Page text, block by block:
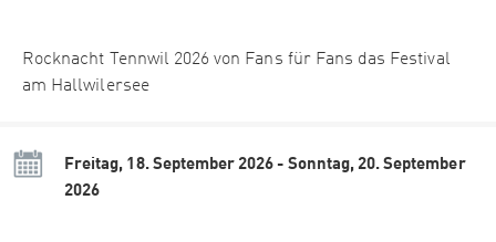
Rocknacht Tennwil 2026 von Fans für Fans das Festival
am Hallwilersee
Freitag, 18. September 2026 - Sonntag, 20. September
2026